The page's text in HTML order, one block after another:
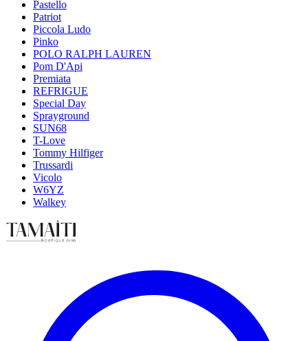
Pastello
Patriot
Piccola Ludo
Pinko
POLO RALPH LAUREN
Pom D'Api
Premiata
REFRIGUE
Special Day
Sprayground
SUN68
T-Love
Tommy Hilfiger
Trussardi
Vicolo
W6YZ
Walkey